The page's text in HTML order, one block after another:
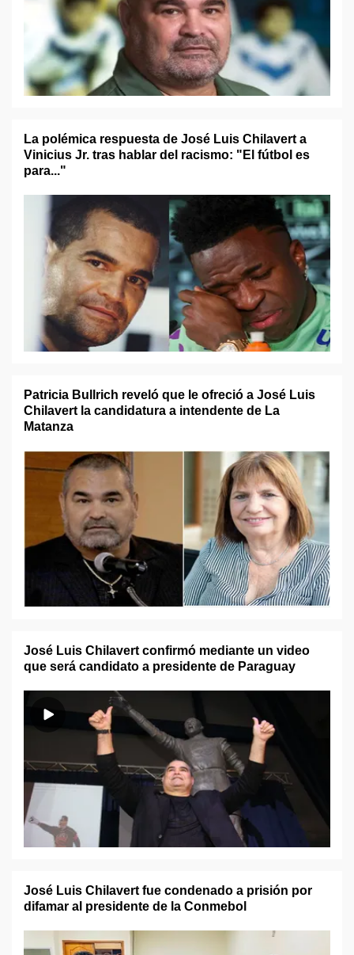
La polémica respuesta de José Luis Chilavert a
Vinicius Jr. tras hablar del racismo: "El fútbol es
para..."
Patricia Bullrich reveló que le ofreció a José Luis
Chilavert la candidatura a intendente de La
Matanza
José Luis Chilavert confirmó mediante un video
que será candidato a presidente de Paraguay
José Luis Chilavert fue condenado a prisión por
difamar al presidente de la Conmebol